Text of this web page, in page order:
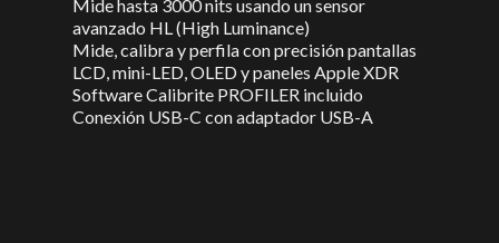
Mide hasta 3000 nits usando un sensor
avanzado HL (High Luminance)
Mide, calibra y perfila con precisión pantallas
LCD, mini-LED, OLED y paneles Apple XDR
Software Calibrite PROFILER incluido
Conexión USB-C con adaptador USB-A